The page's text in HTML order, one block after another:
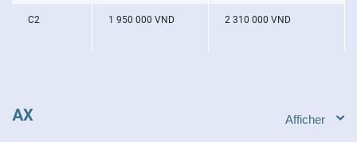
C2 1 950 000 VND 2 310 000 VND
AX